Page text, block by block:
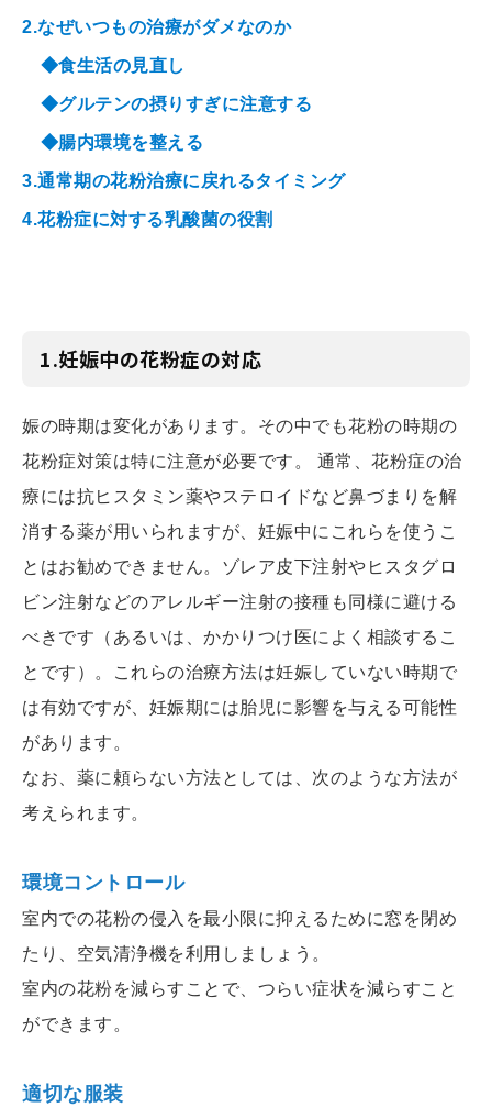
2.なぜいつもの治療がダメなのか
◆食生活の見直し
◆グルテンの摂りすぎに注意する
◆腸内環境を整える
3.通常期の花粉治療に戻れるタイミング
4.花粉症に対する乳酸菌の役割
1.妊娠中の花粉症の対応
娠の時期は変化があります。その中でも花粉の時期の
花粉症対策は特に注意が必要です。 通常、花粉症の治
療には抗ヒスタミン薬やステロイドなど鼻づまりを解
消する薬が用いられますが、妊娠中にこれらを使うこ
とはお勧めできません。ゾレア皮下注射やヒスタグロ
ビン注射などのアレルギー注射の接種も同様に避ける
べきです（あるいは、かかりつけ医によく相談するこ
とです）。これらの治療方法は妊娠していない時期で
は有効ですが、妊娠期には胎児に影響を与える可能性
があります。
なお、薬に頼らない方法としては、次のような方法が
考えられます。
環境コントロール
室内での花粉の侵入を最小限に抑えるために窓を閉め
たり、空気清浄機を利用しましょう。
室内の花粉を減らすことで、つらい症状を減らすこと
ができます。
適切な服装